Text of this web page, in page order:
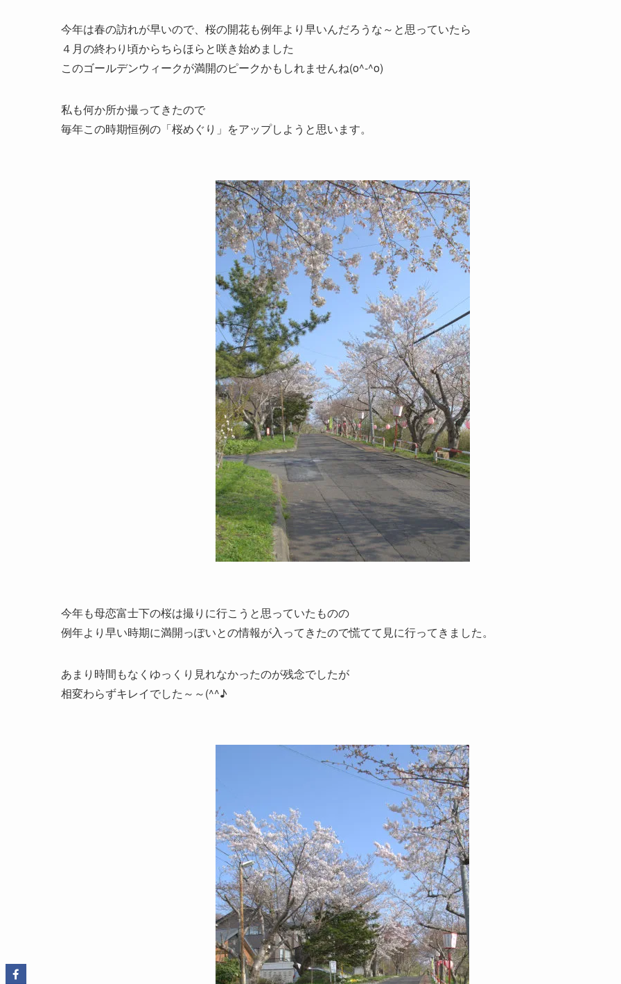
今年は春の訪れが早いので、桜の開花も例年より早いんだろうな～と思っていたら
４月の終わり頃からちらほらと咲き始めました
このゴールデンウィークが満開のピークかもしれませんね(o^-^o)
私も何か所か撮ってきたので
毎年この時期恒例の「桜めぐり」をアップしようと思います。
今年も母恋富士下の桜は撮りに行こうと思っていたものの
例年より早い時期に満開っぽいとの情報が入ってきたので慌てて見に行ってきました。
あまり時間もなくゆっくり見れなかったのが残念でしたが
相変わらずキレイでした～～(^^♪